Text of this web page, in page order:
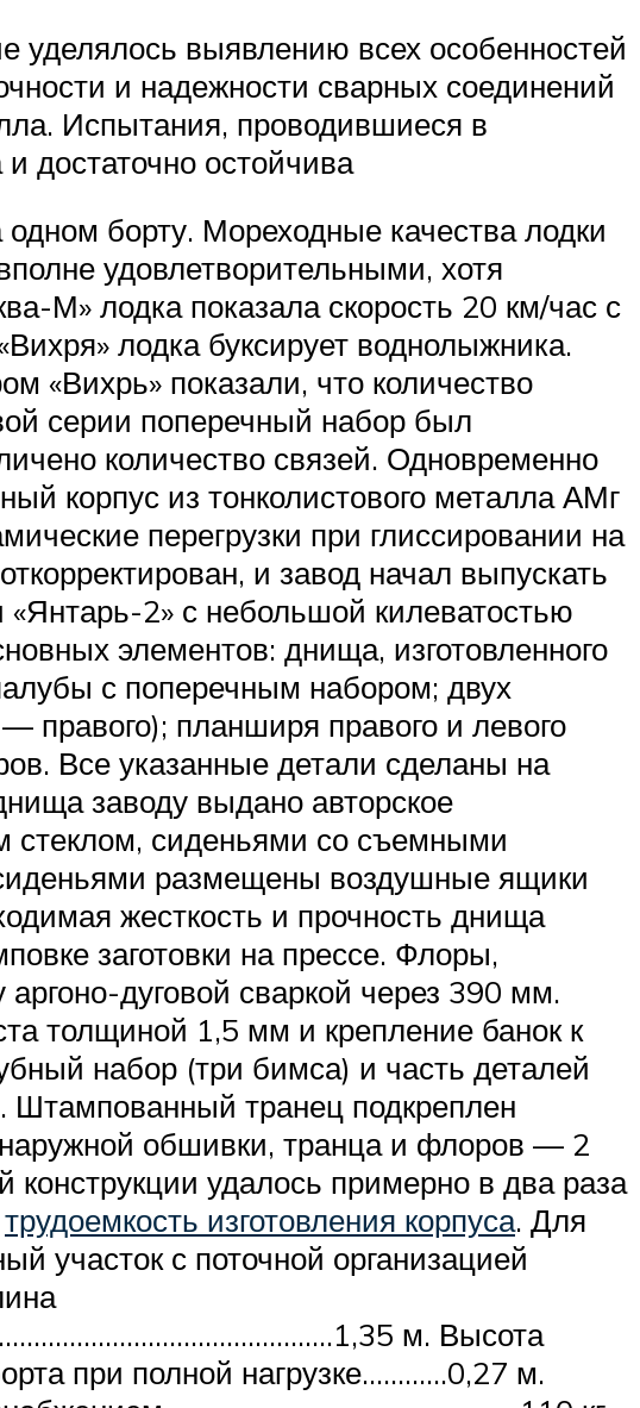
выявлению всех особенностей
и надежности сварных соединений
Испытания, проводившиеся в
достаточно остойчива
борту. Мореходные качества лодки
удовлетворительными, хотя
М» лодка показала скорость 20 км/час с
лодка буксирует воднолыжника.
«Вихрь» показали, что количество
серии поперечный набор был
количество связей. Одновременно
корпус из тонколистового металла АМг
перегрузки при глиссировании на
и завод начал выпускать
2» с небольшой килеватостью
элементов: днища, изготовленного
с поперечным набором; двух
правого); планширя правого и левого
Все указанные детали сделаны на
заводу выдано авторское
стеклом, сиденьями со съемными
размещены воздушные ящики
жесткость и прочность днища
заготовки на прессе. Флоры,
дуговой сваркой через 390 мм.
толщиной 1,5 мм и крепление банок к
набор (три бимса) и часть деталей
Штампованный транец подкреплен
обшивки, транца и флоров — 2
удалось примерно в два раза
трудоемкость изготовления корпуса. Для
участок с поточной организацией
м. Высота
при полной нагрузке…………0,27 м.